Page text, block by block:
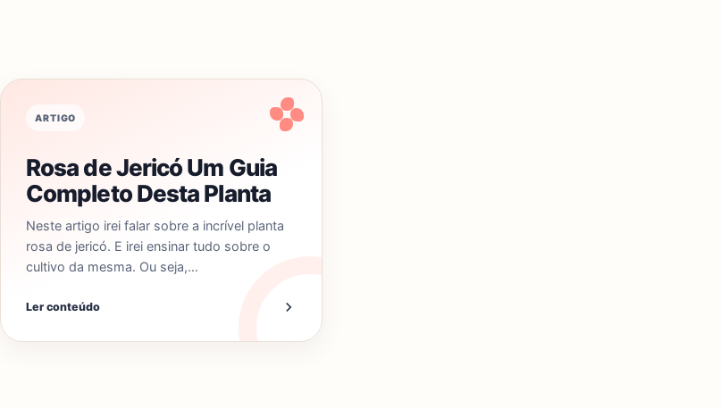
ARTIGO
Rosa de Jericó Um Guia
Completo Desta Planta
Neste artigo irei falar sobre a incrível planta
rosa de jericó. E irei ensinar tudo sobre o
cultivo da mesma. Ou seja,…
Ler conteúdo